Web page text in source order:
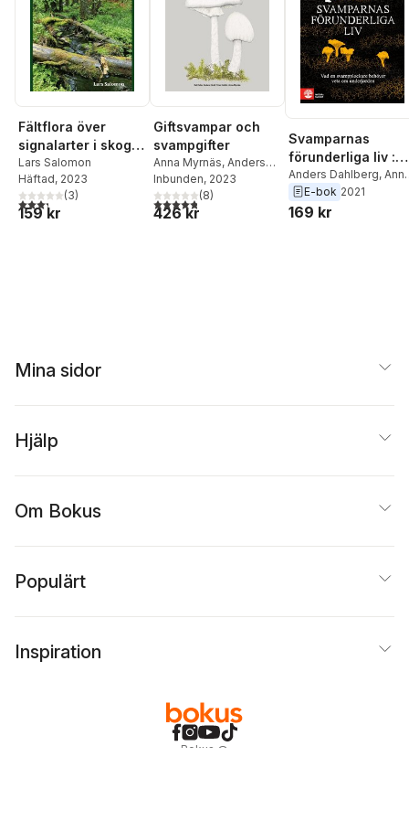
Fältflora över
signalarter i skog :
lavar, mossor,
kärlväxter
Lars Salomon
Häftad, 2023
3,3utav 5 stjärnor. Totalt antal röster:
(3)
159 kr
Giftsvampar och
svampgifter
Anna Myrnäs, Anders
Hirell,Rut Folke
Hultén
Inbunden, 2023
4,8utav 5 stjärnor. Totalt antal röster:
(8)
426 kr
Svamparnas
förunderliga liv :
vad en
svampplockare
behöver veta om
Anders Dahlberg,
Froster
E-bok 2021
169 kr
Mina sidor
Hjälp
Om Bokus
Populärt
Inspiration
Bokus @